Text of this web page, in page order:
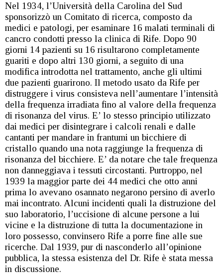
Nel 1934, l’Università della Carolina del Sud
sponsorizzò un Comitato di ricerca, composto da
medici e patologi, per esaminare 16 malati terminali di
cancro condotti presso la clinica di Rife. Dopo 90
giorni 14 pazienti su 16 risultarono completamente
guariti e dopo altri 130 giorni, a seguito di una
modifica introdotta nel trattamento, anche gli ultimi
due pazienti guarirono. Il metodo usato da Rife per
distruggere i virus consisteva nell’aumentare l’intensità
della frequenza irradiata fino al valore della frequenza
di risonanza del virus. E’ lo stesso principio utilizzato
dai medici per disintegrare i calcoli renali e dalle
cantanti per mandare in frantumi un bicchiere di
cristallo quando una nota raggiunge la frequenza di
risonanza del bicchiere. E’ da notare che tale frequenza
non danneggiava i tessuti circostanti. Purtroppo, nel
1939 la maggior parte dei 44 medici che otto anni
prima lo avevano osannato negarono persino di averlo
mai incontrato. Alcuni incidenti quali la distruzione del
suo laboratorio, l’uccisione di alcune persone a lui
vicine e la distruzione di tutta la documentazione in
loro possesso, convinsero Rife a porre fine alle sue
ricerche. Dal 1939, pur di nasconderlo all’opinione
pubblica, la stessa esistenza del Dr. Rife è stata messa
in discussione.